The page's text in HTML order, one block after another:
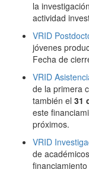
la
actividad
VRID
jóvenes
Fecha de
VRID
de la primera
también el 31
este
próximos.
VRID
de